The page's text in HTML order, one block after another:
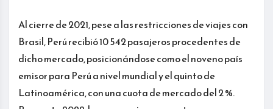
Al cierre de 2021, pese a las restricciones de viajes con
Brasil, Perú recibió 10 542 pasajeros procedentes de
dicho mercado, posicionándose como el noveno país
emisor para Perú a nivel mundial y el quinto de
Latinoamérica, con una cuota de mercado del 2 %.